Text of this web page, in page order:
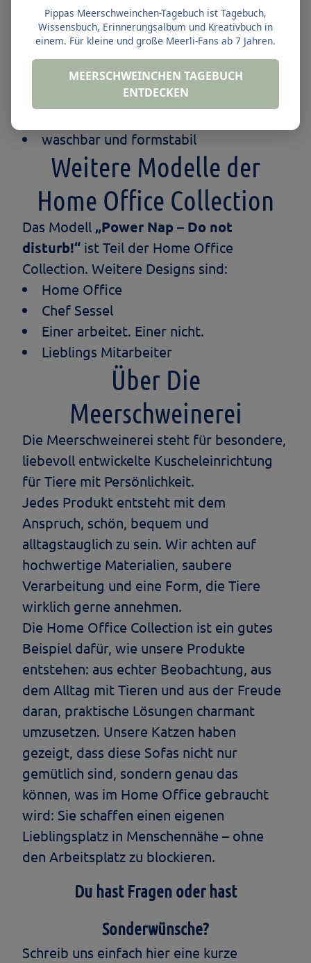
weich gepolsterte Liegefläche
erhöhte Lehne für Schutz und Komfort
OEKO-TEX STANDARD 100 zertifizierte
Materialien
in Niederösterreich gefertigt
waschbar und formstabil
Weitere Modelle der
Home Office Collection
Das Modell „Power Nap – Do not
disturb!“ ist Teil der Home Office
Collection. Weitere Designs sind:
Home Office
Chef Sessel
Einer arbeitet. Einer nicht.
Lieblings Mitarbeiter
Über Die
Meerschweinerei
Die Meerschweinerei steht für besondere,
liebevoll entwickelte Kuscheleinrichtung
für Tiere mit Persönlichkeit.
Jedes Produkt entsteht mit dem
Anspruch, schön, bequem und
alltagstauglich zu sein. Wir achten auf
hochwertige Materialien, saubere
Verarbeitung und eine Form, die Tiere
wirklich gerne annehmen.
Die Home Office Collection ist ein gutes
Beispiel dafür, wie unsere Produkte
entstehen: aus echter Beobachtung, aus
dem Alltag mit Tieren und aus der Freude
daran, praktische Lösungen charmant
umzusetzen. Unsere Katzen haben
gezeigt, dass diese Sofas nicht nur
gemütlich sind, sondern genau das
können, was im Home Office gebraucht
wird: Sie schaffen einen eigenen
Lieblingsplatz in Menschennähe – ohne
den Arbeitsplatz zu blockieren.
Du hast Fragen oder hast
Sonderwünsche?
Schreib uns einfach hier eine kurze
Pippas Meerschweinchen-Tagebuch ist Tagebuch,
Wissensbuch, Erinnerungsalbum und Kreativbuch in
einem. Für kleine und große Meerli-Fans ab 7 Jahren.
MEERSCHWEINCHEN TAGEBUCH
ENTDECKEN